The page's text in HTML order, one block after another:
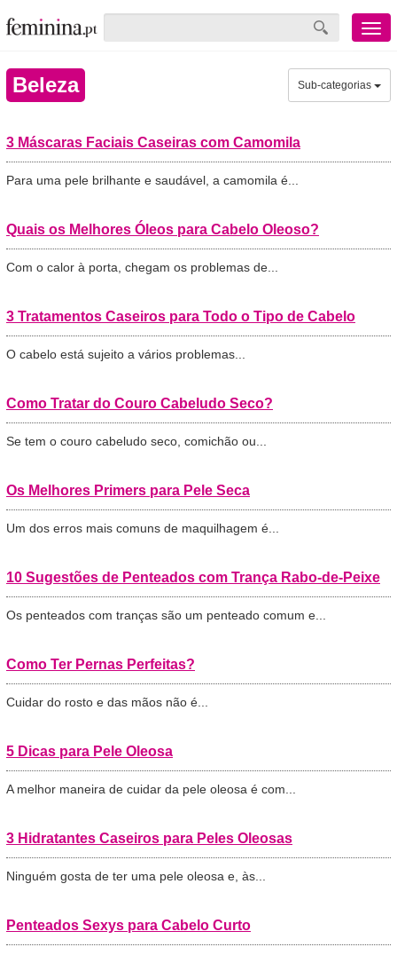
Menu
mobile
Beleza Sub-categorias
3 Máscaras Faciais Caseiras com Camomila
Para uma pele brilhante e saudável, a camomila é...
Quais os Melhores Óleos para Cabelo Oleoso?
Com o calor à porta, chegam os problemas de...
3 Tratamentos Caseiros para Todo o Tipo de Cabelo
O cabelo está sujeito a vários problemas...
Como Tratar do Couro Cabeludo Seco?
Se tem o couro cabeludo seco, comichão ou...
Os Melhores Primers para Pele Seca
Um dos erros mais comuns de maquilhagem é...
10 Sugestões de Penteados com Trança Rabo-de-Peixe
Os penteados com tranças são um penteado comum e...
Como Ter Pernas Perfeitas?
Cuidar do rosto e das mãos não é...
5 Dicas para Pele Oleosa
A melhor maneira de cuidar da pele oleosa é com...
3 Hidratantes Caseiros para Peles Oleosas
Ninguém gosta de ter uma pele oleosa e, às...
Penteados Sexys para Cabelo Curto